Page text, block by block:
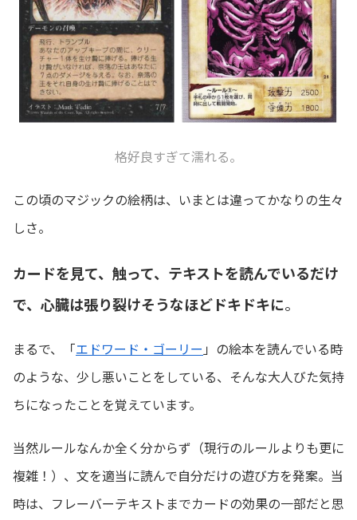
格好良すぎて濡れる。
この頃のマジックの絵柄は、いまとは違ってかなりの生々
しさ。
カードを見て、触って、テキストを読んでいるだけ
で、心臓は張り裂けそうなほどドキドキに。
まるで、「エドワード・ゴーリー 」の絵本を読んでいる時
のような、少し悪いことをしている、そんな大人びた気持
ちになったことを覚えています。
当然ルールなんか全く分からず（現行のルールよりも更に
複雑！）、文を適当に読んで自分だけの遊び方を発案。当
時は、フレーバーテキストまでカードの効果の一部だと思